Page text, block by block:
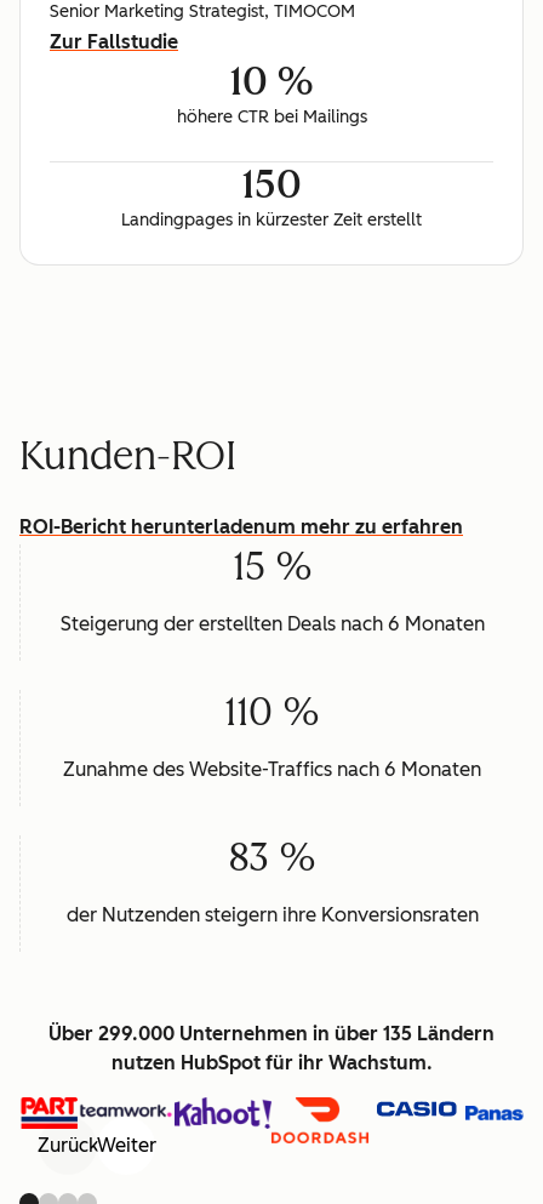
Senior Marketing Strategist, TIMOCOM
Zur Fallstudie
10 %
höhere CTR bei Mailings
150
Landingpages in kürzester Zeit erstellt
Kunden-ROI
ROI-Bericht herunterladenum mehr zu erfahren
15 %
Steigerung der erstellten Deals nach 6 Monaten
110 %
Zunahme des Website-Traffics nach 6 Monaten
83 %
der Nutzenden steigern ihre Konversionsraten
Über 299.000 Unternehmen in über 135 Ländern
nutzen HubSpot für ihr Wachstum.
ZurückWeiter